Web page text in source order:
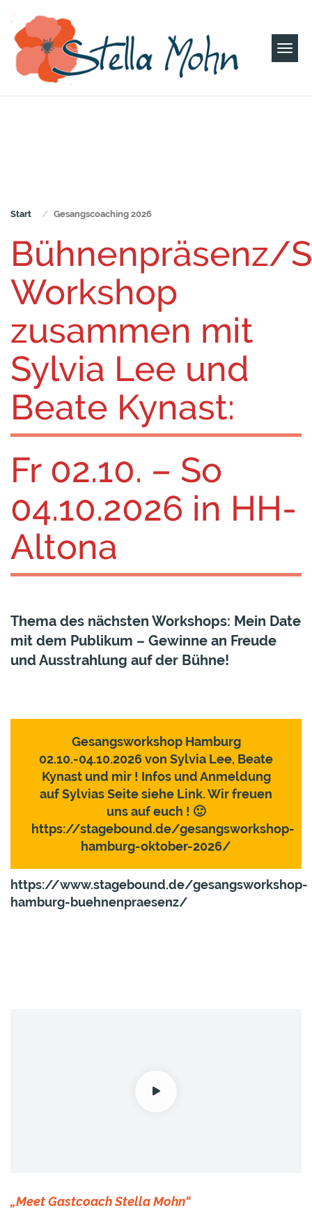
Start Gesangscoaching 2026
Bühnenpräsenz/
Workshop
zusammen mit
Sylvia Lee und
Beate Kynast:
Fr 02.10. – So
04.10.2026 in HH-
Altona
Thema des nächsten Workshops: Mein Date
mit dem Publikum – Gewinne an Freude
und Ausstrahlung auf der Bühne!
Gesangsworkshop Hamburg
02.10.-04.10.2026 von Sylvia Lee, Beate
Kynast und mir ! Infos und Anmeldung
auf Sylvias Seite siehe Link. Wir freuen
uns auf euch ! 🙂
https://stagebound.de/gesangsworkshop-
hamburg-oktober-2026/
https://www.stagebound.de/gesangsworkshop-
hamburg-buehnenpraesenz/
„Meet Gastcoach Stella Mohn“